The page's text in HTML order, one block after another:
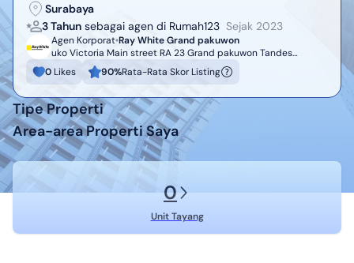
Surabaya
3 Tahun sebagai agen di Rumah123 Sejak 2023
Agen Korporat Ray White Grand pakuwon
uko Victoria Main street RA 23 Grand pakuwon Tandes
Surabaya Barat
0 Likes 90%Rata-Rata Skor Listing
Tipe Properti
Area-area Properti Saya
0
Unit Tayang